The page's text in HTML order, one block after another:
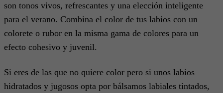
son tonos vivos, refrescantes y una elección inteligente
para el verano. Combina el color de tus labios con un
colorete o rubor en la misma gama de colores para un
efecto cohesivo y juvenil.
Si eres de las que no quiere color pero si unos labios
hidratados y jugosos opta por bálsamos labiales tintados,